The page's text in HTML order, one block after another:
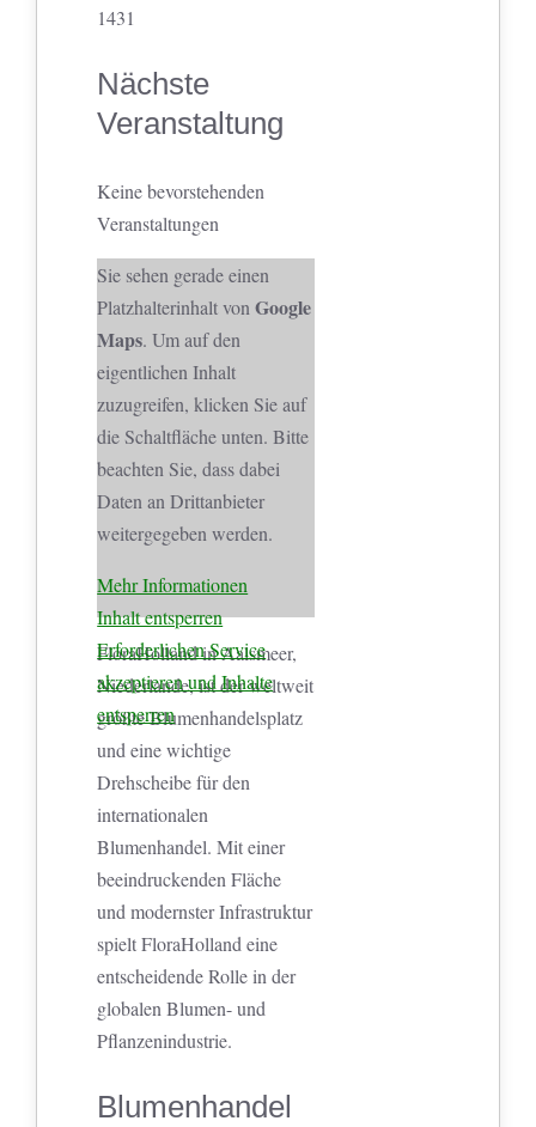
1431
Nächste
Veranstaltung
Keine bevorstehenden
Veranstaltungen
Sie sehen gerade einen
Platzhalterinhalt vonGoogle
Maps. Um auf den
eigentlichen Inhalt
zuzugreifen, klicken Sie auf
die Schaltfläche unten. Bitte
beachten Sie, dass dabei
Daten an Drittanbieter
weitergegeben werden.
Mehr Informationen
Inhalt entsperren
Erforderlichen Service
akzeptieren und Inhalte
entsperren
FloraHolland in Aalsmeer,
Niederlande, ist der weltweit
größte Blumenhandelsplatz
und eine wichtige
Drehscheibe für den
internationalen
Blumenhandel. Mit einer
beeindruckenden Fläche
und modernster Infrastruktur
spielt FloraHolland eine
entscheidende Rolle in der
globalen Blumen- und
Pflanzenindustrie.
Blumenhandel